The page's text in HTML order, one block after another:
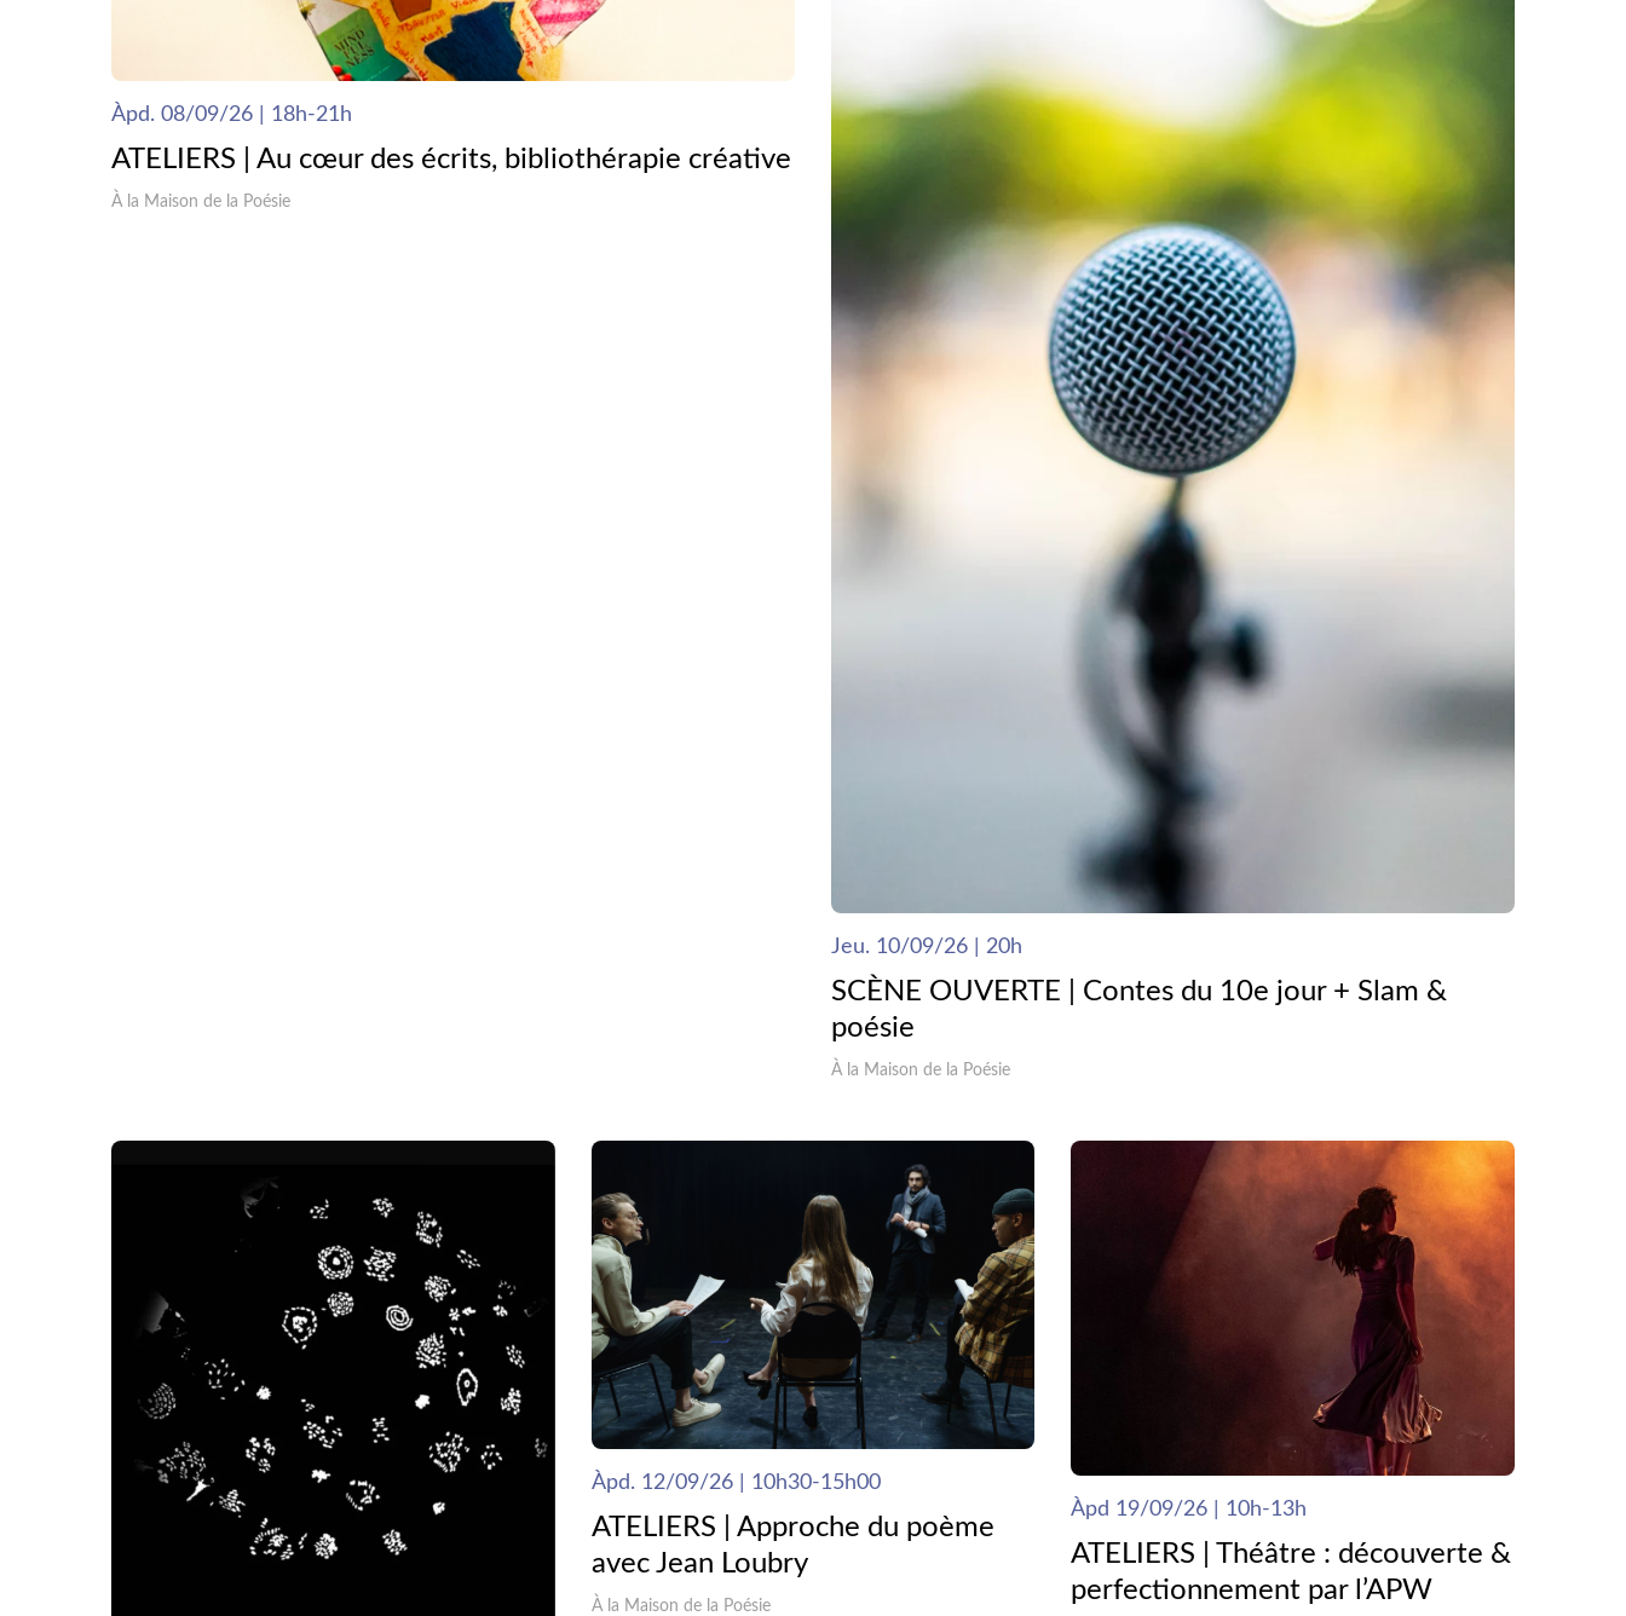
Àpd. 08/09/26 | 18h-21h
ATELIERS | Au cœur des écrits, bibliothérapie créative
À la Maison de la Poésie
Jeu. 10/09/26 | 20h
SCÈNE OUVERTE | Contes du 10e jour + Slam &
poésie
À la Maison de la Poésie
Àpd. 12/09/26 | 10h30-15h00
ATELIERS | Approche du poème
avec Jean Loubry
À la Maison de la Poésie
Àpd 19/09/26 | 10h-13h
ATELIERS | Théâtre : découverte &
perfectionnement par l’APW